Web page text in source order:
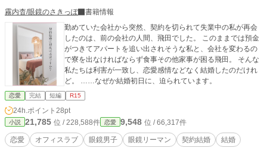
霧内杳/眼鏡のさきっぽ
書籍情報
勤めていた会社から突然、契約を切られて失業中の私が再会
したのは、前の会社の人間、飛田でした。 このままでは預金
がつきてアパートを追い出されそうな私と、会社を変わるの
で寮を出なければならず食事その他家事が困る飛田。 そんな
私たちは利害が一致し、恋愛感情などなく結婚したのだけれ
ど。 ……なぜか結婚初日に、迫られています。
恋愛 完結 短編 R15
24h.ポイント 28pt
小説 21,785 位 / 228,588件 恋愛 9,548 位 / 66,317件
恋愛 オフィスラブ 眼鏡男子 眼鏡リーマン 契約結婚 結婚